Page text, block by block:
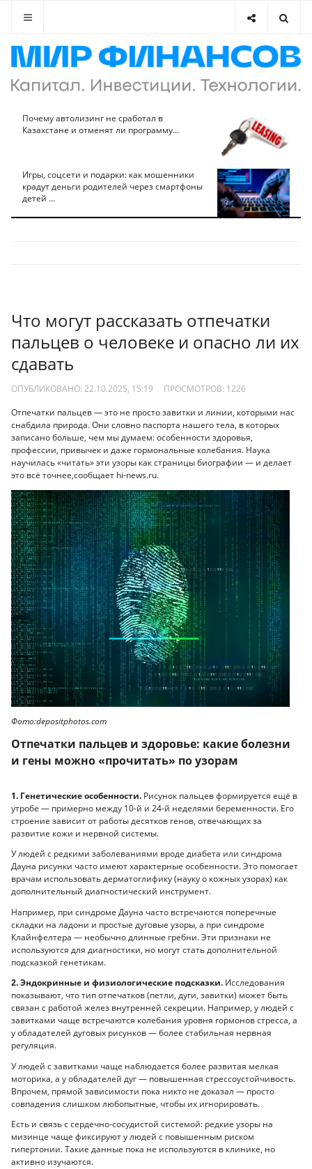
Почему автолизинг не сработал в
Казахстане и отменят ли программу...
Игры, соцсети и подарки: как мошенники
крадут деньги родителей через смартфоны
детей ...
Что могут рассказать отпечатки
пальцев о человеке и опасно ли их
сдавать
ОПУБЛИКОВАНО: 22.10.2025, 15:19 ПРОСМОТРОВ: 1226
Отпечатки пальцев — это не просто завитки и линии, которыми нас
снабдила природа. Они словно паспорта нашего тела, в которых
записано больше, чем мы думаем: особенности здоровья,
профессии, привычек и даже гормональные колебания. Наука
научилась «читать» эти узоры как страницы биографии — и делает
это всё точнее,сообщает hi-news.ru.
Фото:depositphotos.com
Отпечатки пальцев и здоровье: какие болезни
и гены можно «прочитать» по узорам
1. Генетические особенности. Рисунок пальцев формируется ещё в
утробе — примерно между 10-й и 24-й неделями беременности. Его
строение зависит от работы десятков генов, отвечающих за
развитие кожи и нервной системы.
У людей с редкими заболеваниями вроде диабета или синдрома
Дауна рисунки часто имеют характерные особенности. Это помогает
врачам использовать дерматоглифику (науку о кожных узорах) как
дополнительный диагностический инструмент.
Например, при синдроме Дауна часто встречаются поперечные
складки на ладони и простые дуговые узоры, а при синдроме
Клайнфелтера — необычно длинные гребни. Эти признаки не
используются для диагностики, но могут стать дополнительной
подсказкой генетикам.
2. Эндокринные и физиологические подсказки. Исследования
показывают, что тип отпечатков (петли, дуги, завитки) может быть
связан с работой желез внутренней секреции. Например, у людей с
завитками чаще встречаются колебания уровня гормонов стресса, а
у обладателей дуговых рисунков — более стабильная нервная
регуляция.
У людей с завитками чаще наблюдается более развитая мелкая
моторика, а у обладателей дуг — повышенная стрессоустойчивость.
Впрочем, прямой зависимости пока никто не доказал — просто
совпадения слишком любопытные, чтобы их игнорировать.
Есть и связь с сердечно-сосудистой системой: редкие узоры на
мизинце чаще фиксируют у людей с повышенным риском
гипертонии. Такие данные пока не используются в клинике, но
активно изучаются.